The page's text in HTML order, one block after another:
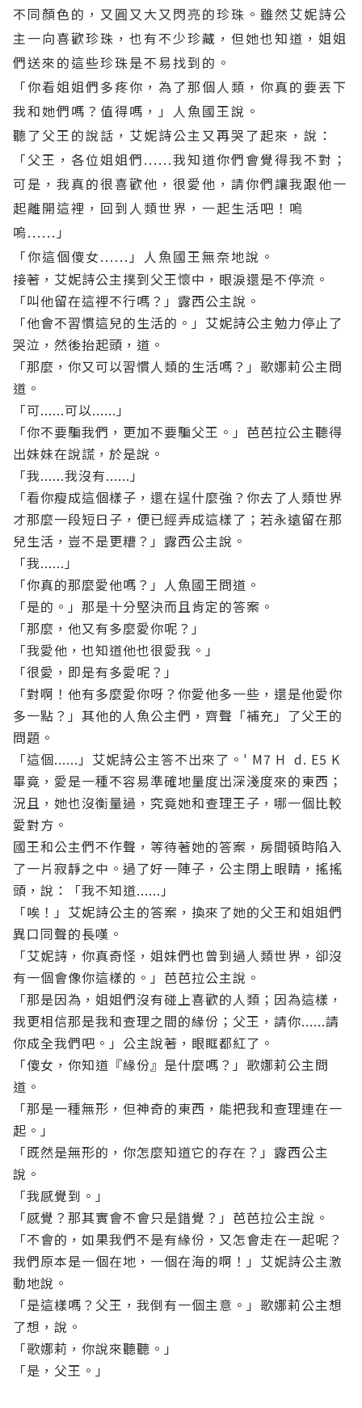
不同顏色的，又圓又大又閃亮的珍珠。雖然艾妮詩公
主一向喜歡珍珠，也有不少珍藏，但她也知道，姐姐
們送來的這些珍珠是不易找到的。
「你看姐姐們多疼你，為了那個人類，你真的要丟下
我和她們嗎？值得嗎，」人魚國王說。
聽了父王的說話，艾妮詩公主又再哭了起來，說：
「父王，各位姐姐們......我知道你們會覺得我不對；
可是，我真的很喜歡他，很愛他，請你們讓我跟他一
起離開這裡，回到人類世界，一起生活吧！嗚
嗚......」
「你這個傻女......」人魚國王無奈地說。
接著，艾妮詩公主撲到父王懷中，眼淚還是不停流。
「叫他留在這裡不行嗎？」露西公主說。
「他會不習慣這兒的生活的。」艾妮詩公主勉力停止了
哭泣，然後抬起頭，道。
「那麼，你又可以習慣人類的生活嗎？」歌娜莉公主問
道。
「可......可以......」
「你不要騙我們，更加不要騙父王。」芭芭拉公主聽得
出妹妹在說謊，於是說。
「我......我沒有......」
「看你瘦成這個樣子，還在逞什麼強？你去了人類世界
才那麼一段短日子，便已經弄成這樣了；若永遠留在那
兒生活，豈不是更糟？」露西公主說。
「我......」
「你真的那麼愛他嗎？」人魚國王問道。
「是的。」那是十分堅決而且肯定的答案。
「那麼，他又有多麼愛你呢？」
「我愛他，也知道他也很愛我。」
「很愛，即是有多愛呢？」
「對啊！他有多麼愛你呀？你愛他多一些，還是他愛你
多一點？」其他的人魚公主們，齊聲「補充」了父王的
問題。
「這個......」艾妮詩公主答不出來了。 ' M7 H d. E5 K
畢竟，愛是一種不容易準確地量度出深淺度來的東西；
況且，她也沒衡量過，究竟她和查理王子，哪一個比較
愛對方。
國王和公主們不作聲，等待著她的答案，房間頓時陷入
了一片寂靜之中。過了好一陣子，公主閉上眼睛，搖搖
頭，說：「我不知道......」
「唉！」艾妮詩公主的答案，換來了她的父王和姐姐們
異口同聲的長嘆。
「艾妮詩，你真奇怪，姐妹們也曾到過人類世界，卻沒
有一個會像你這樣的。」芭芭拉公主說。
「那是因為，姐姐們沒有碰上喜歡的人類；因為這樣，
我更相信那是我和查理之間的緣份；父王，請你......請
你成全我們吧。」公主說著，眼眶都紅了。
「傻女，你知道『緣份』是什麼嗎？」歌娜莉公主問
道。
「那是一種無形，但神奇的東西，能把我和查理連在一
起。」
「既然是無形的，你怎麼知道它的存在？」露西公主
說。
「我感覺到。」
「感覺？那其實會不會只是錯覺？」芭芭拉公主說。
「不會的，如果我們不是有緣份，又怎會走在一起呢？
我們原本是一個在地，一個在海的啊！」艾妮詩公主激
動地說。
「是這樣嗎？父王，我倒有一個主意。」歌娜莉公主想
了想，說。
「歌娜莉，你說來聽聽。」
「是，父王。」